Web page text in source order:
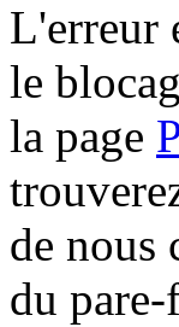
L'erreur
le
la page
de nous
du pare-